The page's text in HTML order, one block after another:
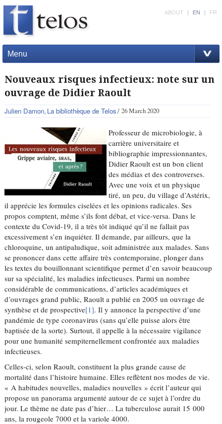
Menu
ABOUT | EN | FR
Nouveaux risques infectieux: note sur un
ouvrage de Didier Raoult
Julien Damon La bibliothèque de Telos 26 March 2020
Professeur de microbiologie, à
carrière universitaire et
bibliographie impressionnantes,
Didier Raoult est un bon client
des médias et des controverses.
Avec une voix et un physique
tiré, un peu, du village d’Astérix,
il apprécie les formules ciselées et les opinions radicales. Ses
propos comptent, même s’ils font débat, et vice-versa. Dans le
contexte du Covid-19, il a très tôt indiqué qu’il ne fallait pas
excessivement s’en inquiéter. Il demande, par ailleurs, que la
chloroquine, un antipaludique, soit administrée aux malades. Sans
se prononcer dans cette affaire très contemporaine, plonger dans
les textes du bouillonnant scientifique permet d’en savoir beaucoup
sur sa spécialité, les maladies infectieuses. Parmi un nombre
considérable de communications, d’articles académiques et
d’ouvrages grand public, Raoult a publié en 2005 un ouvrage de
synthèse et de prospective[1]. Il y annonce la perspective d’une
pandémie de type coronavirus (sans qu’elle puisse alors être
baptisée de la sorte). Surtout, il appelle à la nécessaire vigilance
pour une humanité sempiternellement confrontée aux maladies
infectieuses.
Celles-ci, selon Raoult, constituent la plus grande cause de
mortalité dans l’histoire humaine. Elles reflètent nos modes de vie.
« A habitudes nouvelles, maladies nouvelles » écrit l’auteur qui
propose un panorama argumenté autour de ce sujet à l’ordre du
jour. Le thème ne date pas d’hier… La tuberculose aurait 15 000
ans, la rougeole 7000 et la variole 4000.